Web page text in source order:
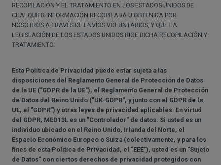
RECOPILACIÓN Y EL TRATAMIENTO EN LOS ESTADOS UNIDOS DE
CUALQUIER INFORMACIÓN RECOPILADA U OBTENIDA POR
NOSOTROS A TRAVÉS DE ENVÍOS VOLUNTARIOS, Y QUE LA
LEGISLACIÓN DE LOS ESTADOS UNIDOS RIGE DICHA RECOPILACIÓN Y
TRATAMIENTO.
Esta Política de Privacidad puede estar sujeta a las
disposiciones del Reglamento General de Protección de Datos
de la UE ("GDPR de la UE"), el Reglamento General de Protección
de Datos del Reino Unido ("UK-GDPR", y junto con el GDPR de la
UE, el "GDPR") y otras leyes de privacidad aplicables. En virtud
del GDPR, MED13L es un "Controlador" de datos. Si usted es un
individuo ubicado en el Reino Unido, Irlanda del Norte, el
Espacio Económico Europeo o Suiza (colectivamente, y para los
fines de esta Política de Privacidad, el "EEE"), usted es un "Sujeto
de Datos" con ciertos derechos de privacidad protegidos con